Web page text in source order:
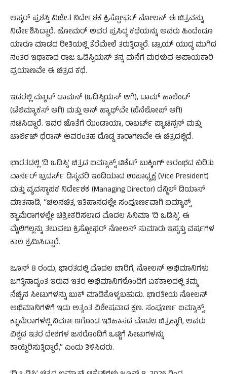
ಆಸ್ಕರ್ ಪ್ರಶಸ್ತಿ ವಿಜೇತ ನಿರ್ದೇಶಕ ಕ್ರಿಸ್ಟೋಫರ್ ನೋಲನ್ ಈ ಚಿತ್ರವನ್ನು
ನಿರ್ದೇಶಿಸಿದ್ದಾರೆ. ಹೋಮರ್ ಅವರ ಪ್ರಸಿದ್ಧ ಕಥೆಯನ್ನು ಅವರು ಹಿಂದೆಂದೂ
ಯಾರೂ ಮಾಡದ ರೀತಿಯಲ್ಲಿ ತೆರೆಮೇಲೆ ತರುತ್ತಿದ್ದಾರೆ. ಟ್ರಾಯ್ ಯುದ್ಧ ಮುಗಿದ
ನಂತರ ಇಥಾಕಾದ ರಾಜ ಒಡಿಸ್ಸಿಯಸ್ ತನ್ನ ಮನೆಗೆ ಮರಳುವ ಅಪಾಯಕಾರಿ
ಪ್ರಯಾಣವೇ ಈ ಚಿತ್ರದ ಕಥೆ.
ಇದರಲ್ಲಿ ಮ್ಯಾಟ್ ಡಾಮನ್ (ಒಡಿಸ್ಸಿಯಸ್ ಆಗಿ), ಟಾಮ್ ಹಾಲೆಂಡ್
(ಟೆಲಿಮ್ಯಾಕಸ್ ಆಗಿ) ಮತ್ತು ಆನ್ ಹ್ಯಾಥ್‌ವೇ (ಪೆನೆಲೋಪ್ ಆಗಿ)
ನಟಿಸಿದ್ದಾರೆ. ಇವರ ಜೊತೆಗೆ ಝೆಂಡಾಯಾ, ರಾಬರ್ಟ್ ಪ್ಯಾಟಿನ್ಸನ್ ಮತ್ತು
ಚಾರ್ಲಿಜ್ ಥೆರಾನ್ ಅವರಂತಹ ದೊಡ್ಡ ತಾರಾಗಣವೇ ಈ ಚಿತ್ರದಲ್ಲಿದೆ.
ಭಾರತದಲ್ಲಿ ‘ದಿ ಒಡಿಸ್ಸಿ’ ಚಿತ್ರದ ಐಮ್ಯಾಕ್ಸ್ ಟಿಕೆಟ್ ಬುಕ್ಕಿಂಗ್ ಆರಂಭದ ಕುರಿತು
ವಾರ್ನರ್ ಬ್ರದರ್ಸ್ ಡಿಸ್ಕವರಿ ಇಂಡಿಯಾದ ಉಪಾಧ್ಯಕ್ಷ (Vice President)
ಮತ್ತು ವ್ಯವಸ್ಥಾಪಕ ನಿರ್ದೇಶಕ (Managing Director) ಡೆನ್ಜಿಲ್ ಡಿಯಾಸ್
ಮಾತನಾಡಿ, “ಚಲನಚಿತ್ರ ಇತಿಹಾಸದಲ್ಲೇ ಸಂಪೂರ್ಣವಾಗಿ ಐಮ್ಯಾಕ್ಸ್
ಕ್ಯಾಮೆರಾಗಳಲ್ಲೇ ಚಿತ್ರೀಕರಿಸಲಾದ ಮೊದಲ ಸಿನಿಮಾ ‘ದಿ ಒಡಿಸ್ಸಿ’. ಈ
ಮೈಲಿಗಲ್ಲನ್ನು ತಲುಪಲು ಕ್ರಿಸ್ಟೋಫರ್ ನೋಲನ್ ಸುಮಾರು ಇಪ್ಪತ್ತು ವರ್ಷಗಳ
ಕಾಲ ಶ್ರಮಿಸಿದ್ದಾರೆ.
ಜೂನ್ 8 ರಂದು, ಭಾರತದಲ್ಲಿ ಮೊದಲ ಬಾರಿಗೆ, ನೋಲನ್ ಅಭಿಮಾನಿಗಳು
ಜಗತ್ತಿನಾದ್ಯಂತ ಇರುವ ಇತರ ಅಭಿಮಾನಿಗಳೊಂದಿಗೆ ಏಕಕಾಲದಲ್ಲಿ ತಮ್ಮ
ನೆಚ್ಚಿನ ಸೀಟುಗಳನ್ನು ಬುಕ್ ಮಾಡಿಕೊಳ್ಳಬಹುದು. ಭಾರತೀಯ ನೋಲನ್
ಅಭಿಮಾನಿಗಳಿಗೆ ಇದು ಅತ್ಯಂತ ವಿಶೇಷವಾದ ಕ್ಷಣ. ಸಂಪೂರ್ಣ ಐಮ್ಯಾಕ್ಸ್
ಕ್ಯಾಮೆರಾಗಳಲ್ಲಿ ನಿರ್ಮಾಣಗೊಂಡ ಇತಿಹಾಸದ ಮೊದಲ ಚಿತ್ರಕ್ಕಾಗಿ, ಅವರು
ವಿಶ್ವದ ಇತರ ದೇಶಗಳ ಜನರೊಂದಿಗೆ ಒಟ್ಟಿಗೆ ಸೀಟುಗಳನ್ನು
ಕಾಯ್ದಿರಿಸುತ್ತಿದ್ದಾರೆ,” ಎಂದು ತಿಳಿಸಿದರು.